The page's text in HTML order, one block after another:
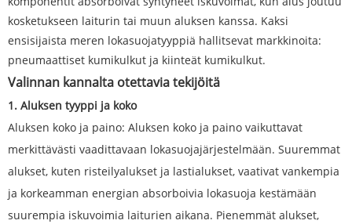
kosketukseen laiturin tai muun aluksen kanssa. Kaksi
ensisijaista meren lokasuojatyyppiä hallitsevat markkinoita:
pneumaattiset kumikulkut ja kiinteät kumikulkut.
Valinnan kannalta otettavia tekijöitä
1. Aluksen tyyppi ja koko
Aluksen koko ja paino: Aluksen koko ja paino vaikuttavat
merkittävästi vaadittavaan lokasuojajärjestelmään. Suuremmat
alukset, kuten risteilyalukset ja lastialukset, vaativat vankempia
ja korkeamman energian absorboivia lokasuoja kestämään
suurempia iskuvoimia laiturien aikana. Pienemmät alukset,